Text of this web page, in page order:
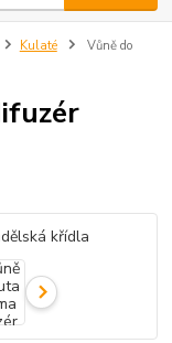
Kulaté
Vůně do